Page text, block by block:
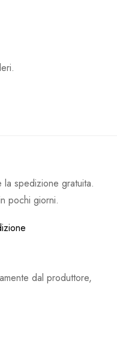
spedizione gratuita.
pochi giorni.
dal produttore,